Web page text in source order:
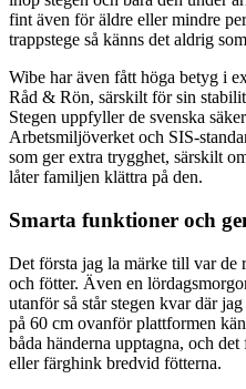
fint även för äldre eller mindre
trappstege så känns det aldrig
Wibe har även fått höga betyg i
Råd & Rön, särskilt för sin
Stegen uppfyller de svenska
Arbetsmiljöverket och SIS-
som ger extra trygghet, särskilt
låter familjen klättra på den.
Smarta funktioner och
Det första jag la märke till var de
och fötter. Även en
utanför så står stegen kvar där
på 60 cm ovanför plattformen
båda händerna upptagna, och
eller färghink bredvid fötterna.